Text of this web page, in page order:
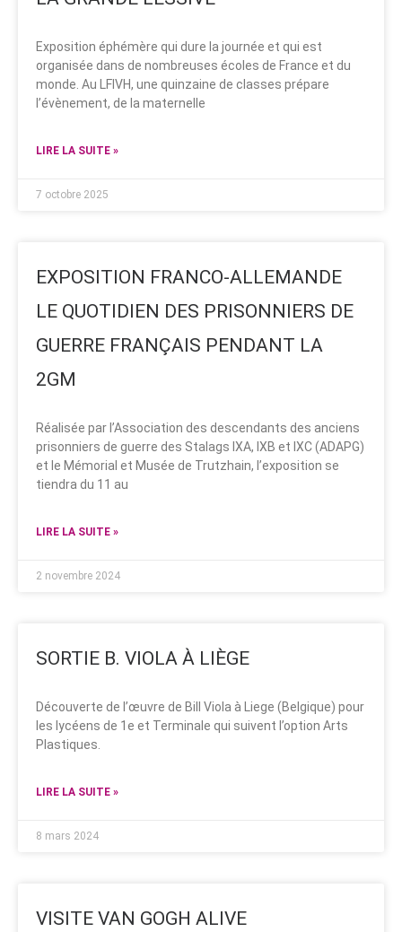
Exposition éphémère qui dure la journée et qui est
organisée dans de nombreuses écoles de France et du
monde. Au LFIVH, une quinzaine de classes prépare
l’évènement, de la maternelle
LIRE LA SUITE »
7 octobre 2025
EXPOSITION FRANCO-ALLEMANDE
LE QUOTIDIEN DES PRISONNIERS DE
GUERRE FRANÇAIS PENDANT LA
2GM
Réalisée par l’Association des descendants des anciens
prisonniers de guerre des Stalags IXA, IXB et IXC (ADAPG)
et le Mémorial et Musée de Trutzhain, l’exposition se
tiendra du 11 au
LIRE LA SUITE »
2 novembre 2024
SORTIE B. VIOLA À LIÈGE
Découverte de l’œuvre de Bill Viola à Liege (Belgique) pour
les lycéens de 1e et Terminale qui suivent l’option Arts
Plastiques.
LIRE LA SUITE »
8 mars 2024
VISITE VAN GOGH ALIVE